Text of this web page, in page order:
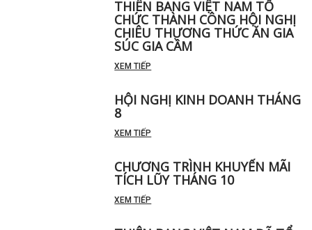
THIÊN BANG VIỆT NAM TỔ
CHỨC THÀNH CÔNG HỘI NGHỊ
CHIÊU THƯƠNG THỨC ĂN GIA
SÚC GIA CẦM
XEM TIẾP
HỘI NGHỊ KINH DOANH THÁNG
8
XEM TIẾP
CHƯƠNG TRÌNH KHUYẾN MÃI
TÍCH LŨY THÁNG 10
XEM TIẾP